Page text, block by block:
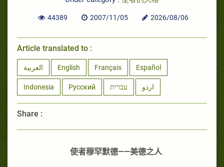
44389 2007/11/05 2026/08/06
Article translated to :
العربية English Français Español
Indonesia Русский עברית اردو
Share :
使者穆罕默德——美德之人